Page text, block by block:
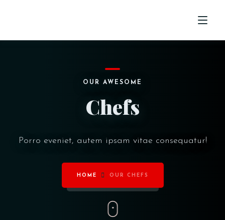
OUR AWESOME
Chefs
Porro eveniet, autem ipsam vitae consequatur!
HOME OUR CHEFS